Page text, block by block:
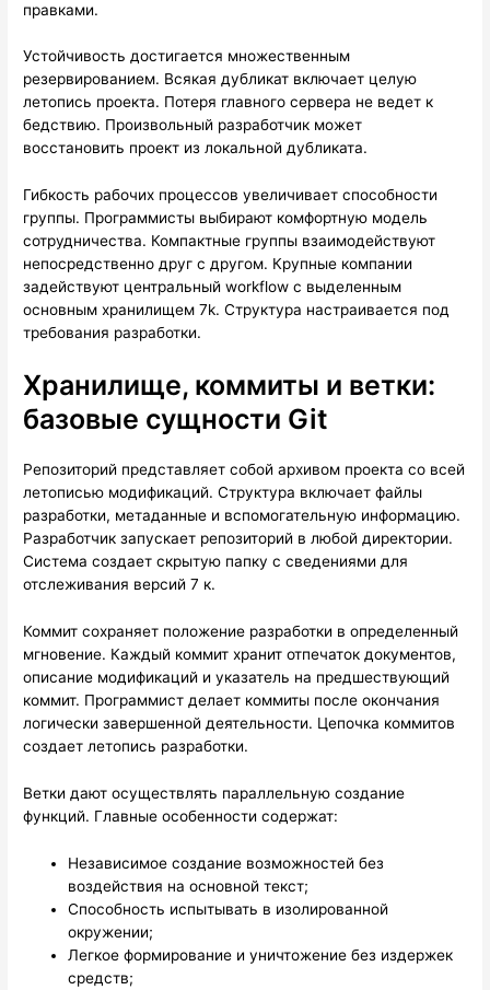
правками.
Устойчивость достигается множественным
резервированием. Всякая дубликат включает целую
летопись проекта. Потеря главного сервера не ведет к
бедствию. Произвольный разработчик может
восстановить проект из локальной дубликата.
Гибкость рабочих процессов увеличивает способности
группы. Программисты выбирают комфортную модель
сотрудничества. Компактные группы взаимодействуют
непосредственно друг с другом. Крупные компании
задействуют центральный workflow с выделенным
основным хранилищем 7k. Структура настраивается под
требования разработки.
Хранилище, коммиты и ветки:
базовые сущности Git
Репозиторий представляет собой архивом проекта со всей
летописью модификаций. Структура включает файлы
разработки, метаданные и вспомогательную информацию.
Разработчик запускает репозиторий в любой директории.
Система создает скрытую папку с сведениями для
отслеживания версий 7 к.
Коммит сохраняет положение разработки в определенный
мгновение. Каждый коммит хранит отпечаток документов,
описание модификаций и указатель на предшествующий
коммит. Программист делает коммиты после окончания
логически завершенной деятельности. Цепочка коммитов
создает летопись разработки.
Ветки дают осуществлять параллельную создание
функций. Главные особенности содержат:
Независимое создание возможностей без
воздействия на основной текст;
Способность испытывать в изолированной
окружении;
Легкое формирование и уничтожение без издержек
средств;